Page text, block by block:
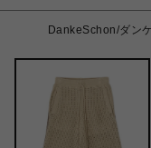
DankeSchon/ダン